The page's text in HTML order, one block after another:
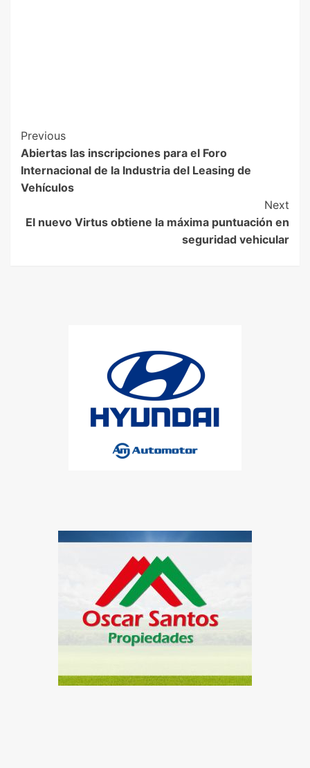
Previous
Abiertas las inscripciones para el Foro
Internacional de la Industria del Leasing de
Vehículos
Next
El nuevo Virtus obtiene la máxima puntuación en
seguridad vehicular